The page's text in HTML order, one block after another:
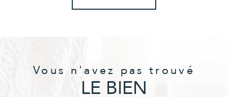
Vous n'avez pas trouvé
LE BIEN